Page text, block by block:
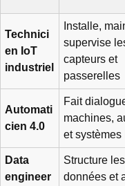
Technici
en IoT
industriel
Installe,
supervise
capteurs et
passerelles
Automati
cien 4.0
Fait
machines,
et systèmes
Data
engineer
Structure
données et